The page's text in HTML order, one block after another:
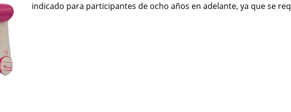
indicado para participantes de ocho años en adelante, ya que se